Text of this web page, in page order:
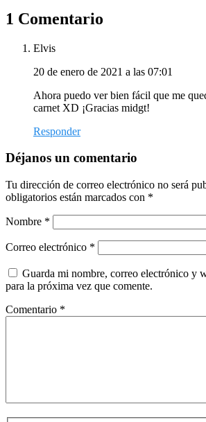
1 Comentario
Elvis
20 de enero de 2021 a las 07:01
Ahora puedo ver bien fácil que me
carnet XD ¡Gracias midgt!
Responder
Déjanos un comentario
Tu dirección de correo electrónico no será
obligatorios están marcados con *
Nombre *
Correo electrónico *
Guarda mi nombre, correo electrónico y
para la próxima vez que comente.
Comentario *